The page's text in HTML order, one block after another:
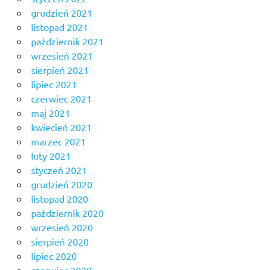
grudzień 2021
listopad 2021
październik 2021
wrzesień 2021
sierpień 2021
lipiec 2021
czerwiec 2021
maj 2021
kwiecień 2021
marzec 2021
luty 2021
styczeń 2021
grudzień 2020
listopad 2020
październik 2020
wrzesień 2020
sierpień 2020
lipiec 2020